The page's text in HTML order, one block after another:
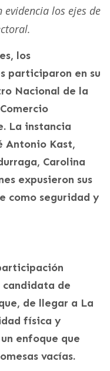
los ejes de
los
participaron en su
Nacional de la
La instancia
Antonio Kast,
Carolina
expusieron sus
como seguridad y
candidata de
de llegar a La
física y
enfoque que
vacías.